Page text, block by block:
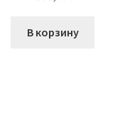
В корзину